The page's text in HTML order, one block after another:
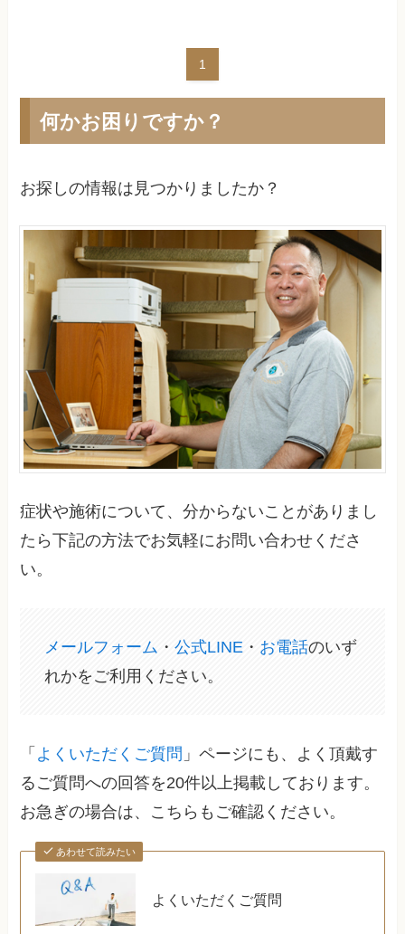
1
何かお困りですか？
お探しの情報は見つかりましたか？
症状や施術について、分からないことがありまし
たら下記の方法でお気軽にお問い合わせくださ
い。
メールフォーム ・公式LINE ・ お電話のいず
れかをご利用ください。
「 よくいただくご質問 」ページにも、よく頂戴す
るご質問への回答を20件以上掲載しております。
お急ぎの場合は、こちらもご確認ください。
あわせて読みたい
よくいただくご質問